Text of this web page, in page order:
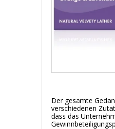
Der gesamte
verschiedenen
dass das